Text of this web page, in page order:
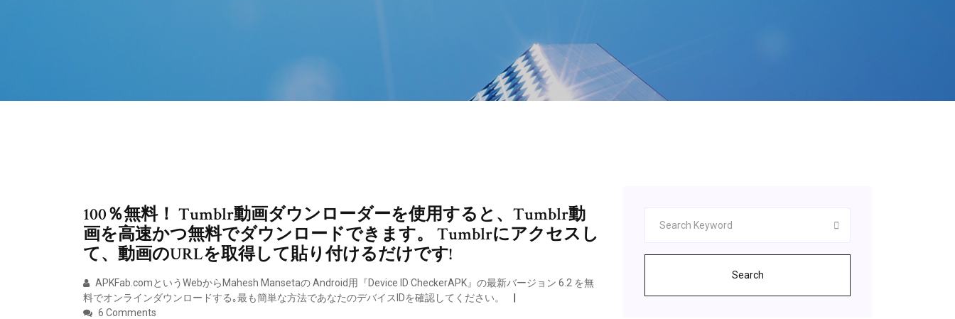
100％無料！ Tumblr動画ダウンローダーを使用すると、Tumblr動
画を高速かつ無料でダウンロードできます。 Tumblrにアクセスし
て、動画のURLを取得して貼り付けるだけです!
APKFab.comというWebからMahesh Mansetaの Android用『Device ID CheckerAPK』の最新バージョン 6.2 を無
料でオンラインダウンロードする｡最も簡単な方法であなたのデバイスIDを確認してください。
6 Comments
Search